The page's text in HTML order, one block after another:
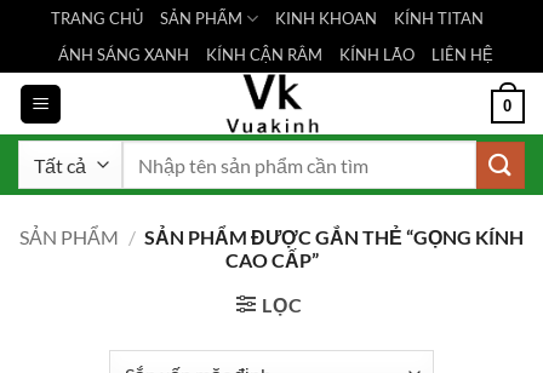
nội
dung
TRANG CHỦ SẢN PHẨM KINH KHOAN
KÍNH TITAN
ÁNH SÁNG XANH
KÍNH CẬN RÂM KÍNH LÃO LIÊN HỆ
0
SẢN PHẨM / SẢN PHẨM ĐƯỢC GẮN THẺ “GỌNG KÍNH
CAO CẤP”
LỌC